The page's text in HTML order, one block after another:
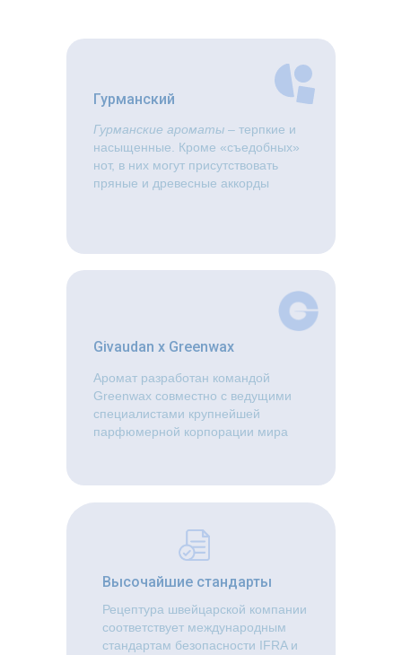
Givaudan x Greenwax
Аромат разработан командой
Greenwax совместно с ведущими
специалистами крупнейшей
парфюмерной корпорации мира
Гурманский
Гурманские ароматы – терпкие и
насыщенные. Кроме «съедобных»
нот, в них могут присутствовать
пряные и древесные аккорды
Высочайшие стандарты
Рецептура швейцарской компании
соответствует международным
стандартам безопасности IFRA и